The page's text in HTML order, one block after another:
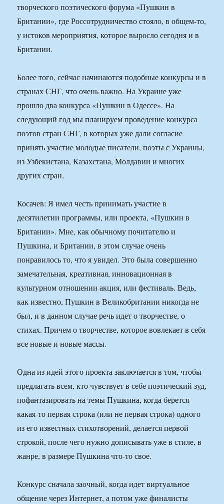
творческого поэтического форума «Пушкин в
Британии», где Россотрудничество стояло, в общем-то,
у истоков мероприятия, которое выросло сегодня и в
Британии.
Более того, сейчас начинаются подобные конкурсы и в
странах СНГ, что очень важно. На Украине уже
прошло два конкурса «Пушкин в Одессе». На
следующий год мы планируем проведение конкурса
поэтов стран СНГ, в которых уже дали согласие
принять участие молодые писатели, поэты с Украины,
из Узбекистана, Казахстана, Молдавии и многих
других стран.
Косачев: Я имел честь принимать участие в
десятилетии программы, или проекта, «Пушкин в
Британии». Мне, как обычному почитателю и
Пушкина, и Британии, в этом случае очень
понравилось то, что я увидел. Это была совершенно
замечательная, креативная, инновационная в
культурном отношении акция, или фестиваль. Ведь,
как известно, Пушкин в Великобритании никогда не
был, и в данном случае речь идет о творчестве, о
стихах. Причем о творчестве, которое вовлекает в себя
все новые и новые массы.
Одна из идей этого проекта заключается в том, чтобы
предлагать всем, кто чувствует в себе поэтический зуд,
пофантазировать на темы Пушкина, когда берется
какая-то первая строка (или не первая строка) одного
из его известных стихотворений, делается первой
строкой, после чего нужно дописывать уже в стиле, в
жанре, в размере Пушкина что-то свое.
Конкурс сначала заочный, когда идет виртуальное
общение через Интернет, а потом уже финалисты